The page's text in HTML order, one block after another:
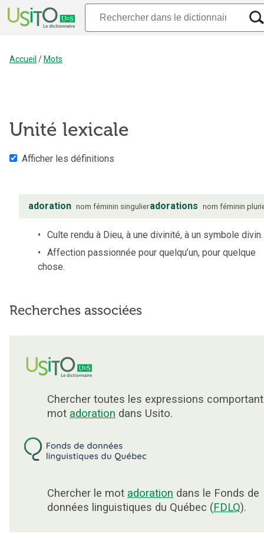
Accueil / Mots
Unité lexicale
Afficher les définitions
adoration nom féminin singulieradorations nom féminin
Culte rendu à Dieu, à une divinité, à un symbole divin.
Affection passionnée pour quelqu’un, pour quelque
chose.
Recherches associées
Chercher toutes les expressions
mot adoration dans Usito.
Chercher le mot adoration dans le Fonds de
données linguistiques du Québec (FDLQ).